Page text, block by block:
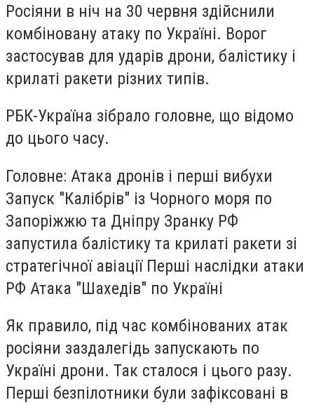
Росіяни в ніч на 30 червня здійснили
комбіновану атаку по Україні. Ворог
застосував для ударів дрони, балістику і
крилаті ракети різних типів.
РБК-Україна зібрало головне, що відомо
до цього часу.
Головне: Атака дронів і перші вибухи
Запуск "Калібрів" із Чорного моря по
Запоріжжю та Дніпру Зранку РФ
запустила балістику та крилаті ракети зі
стратегічної авіації Перші наслідки атаки
РФ Атака "Шахедів" по Україні
Як правило, під час комбінованих атак
росіяни заздалегідь запускають по
Україні дрони. Так сталося і цього разу.
Перші безпілотники були зафіксовані в